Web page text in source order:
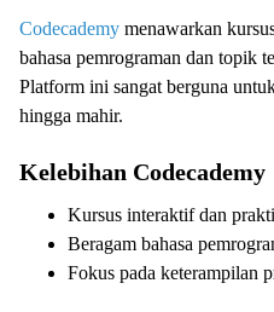
Codecademy menawarkan
bahasa pemrograman dan topik
Platform ini sangat berguna
hingga mahir.
Kelebihan Codecademy
Kursus interaktif dan
Beragam bahasa
Fokus pada keterampilan